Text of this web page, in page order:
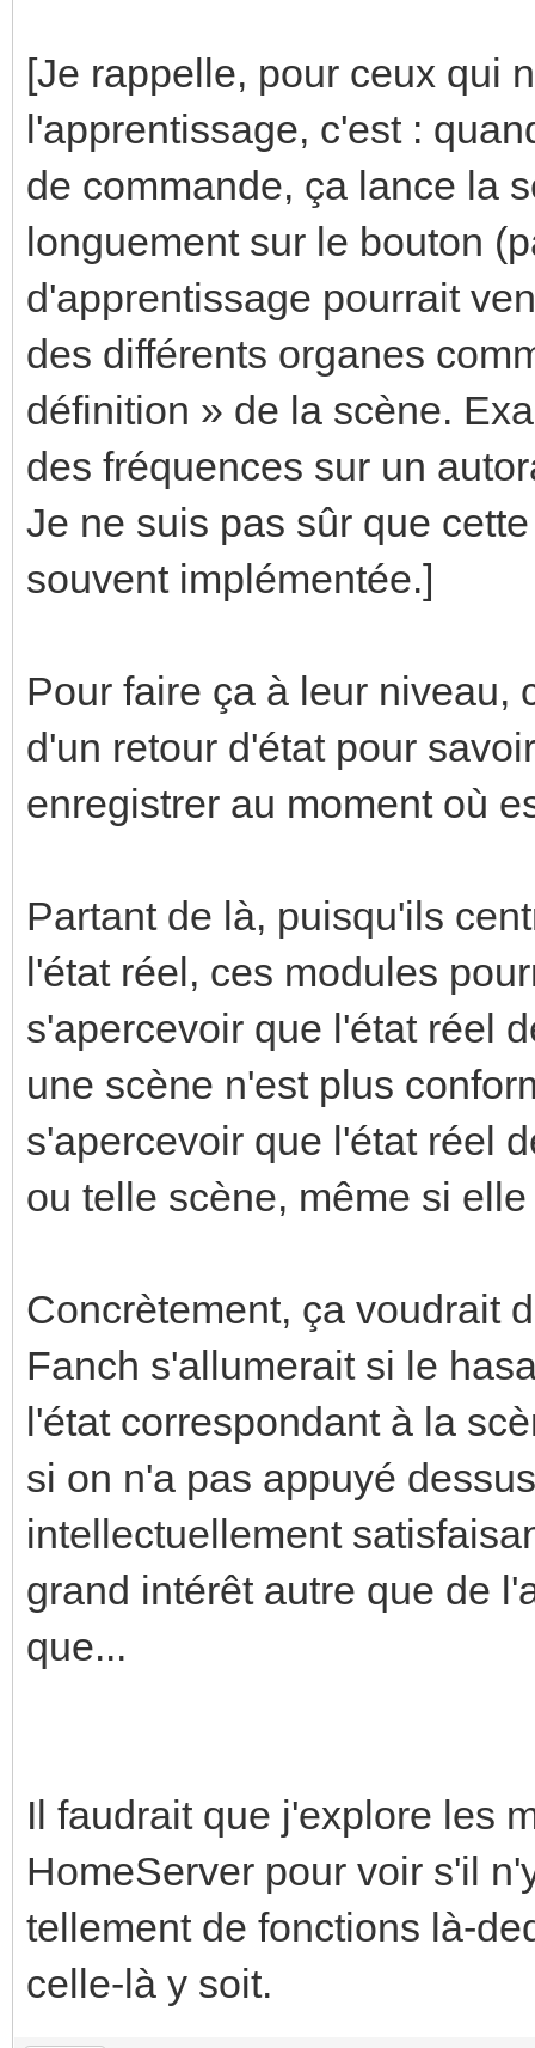
[Je rappelle, pour ceux qui
l'apprentissage, c'est :
de commande, ça lance la
longuement sur le bouton
d'apprentissage pourrait
des différents organes
définition » de la scène.
des fréquences sur un
Je ne suis pas sûr que
souvent implémentée.]
Pour faire ça à leur niveau,
d'un retour d'état pour
enregistrer au moment où
Partant de là, puisqu'ils
l'état réel, ces modules
s'apercevoir que l'état réel
une scène n'est plus
s'apercevoir que l'état réel
ou telle scène, même si
Concrètement, ça voudrait
Fanch s'allumerait si le
l'état correspondant à la
si on n'a pas appuyé
intellectuellement
grand intérêt autre que de
que...
Il faudrait que j'explore les
HomeServer pour voir s'il
tellement de fonctions là-
celle-là y soit.